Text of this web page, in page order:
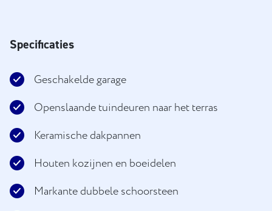
Specificaties
Geschakelde garage
Openslaande tuindeuren naar het terras
Keramische dakpannen
Houten kozijnen en boeidelen
Markante dubbele schoorsteen